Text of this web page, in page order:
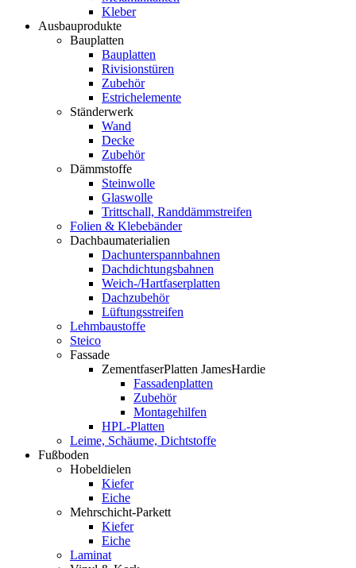
Kleber
Ausbauprodukte
Bauplatten
Bauplatten
Rivisionstüren
Zubehör
Estrichelemente
Ständerwerk
Wand
Decke
Zubehör
Dämmstoffe
Steinwolle
Glaswolle
Trittschall, Randdämmstreifen
Folien & Klebebänder
Dachbaumaterialien
Dachunterspannbahnen
Dachdichtungsbahnen
Weich-/Hartfaserplatten
Dachzubehör
Lüftungsstreifen
Lehmbaustoffe
Steico
Fassade
ZementfaserPlatten JamesHardie
Fassadenplatten
Zubehör
Montagehilfen
HPL-Platten
Leime, Schäume, Dichtstoffe
Fußboden
Hobeldielen
Kiefer
Eiche
Mehrschicht-Parkett
Kiefer
Eiche
Laminat